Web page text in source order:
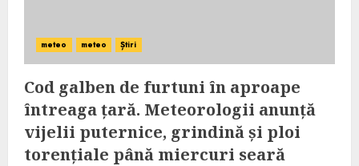
meteo meteo Știri
Cod galben de furtuni în aproape
întreaga țară. Meteorologii anunță
vijelii puternice, grindină și ploi
torențiale până miercuri seară